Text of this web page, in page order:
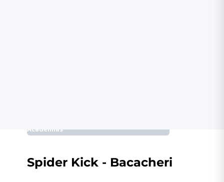
Academias
Spider Kick - Bacacheri